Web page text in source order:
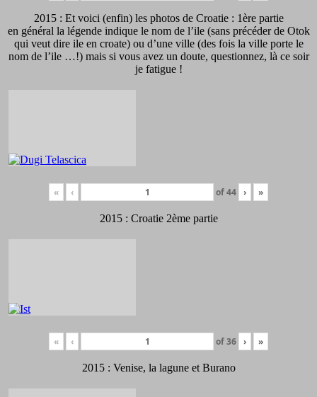
2015 : Et voici (enfin) les photos de Croatie : 1ère partie
en général la légende indique le nom de l’ile (sans précéder de Otok
qui veut dire ile en croate) ou d’une ville (des fois la ville porte le
nom de l’ile …!) mais si vous avez un doute, questionnez, là ce soir
je fatigue !
« ‹ of44 › »
2015 : Croatie 2ème partie
« ‹ of36 › »
2015 : Venise, la lagune et Burano